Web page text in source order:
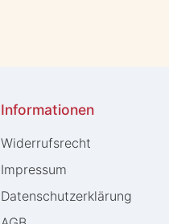
Informationen
Widerrufs­recht
Impressum
Daten­schutz­erklärung